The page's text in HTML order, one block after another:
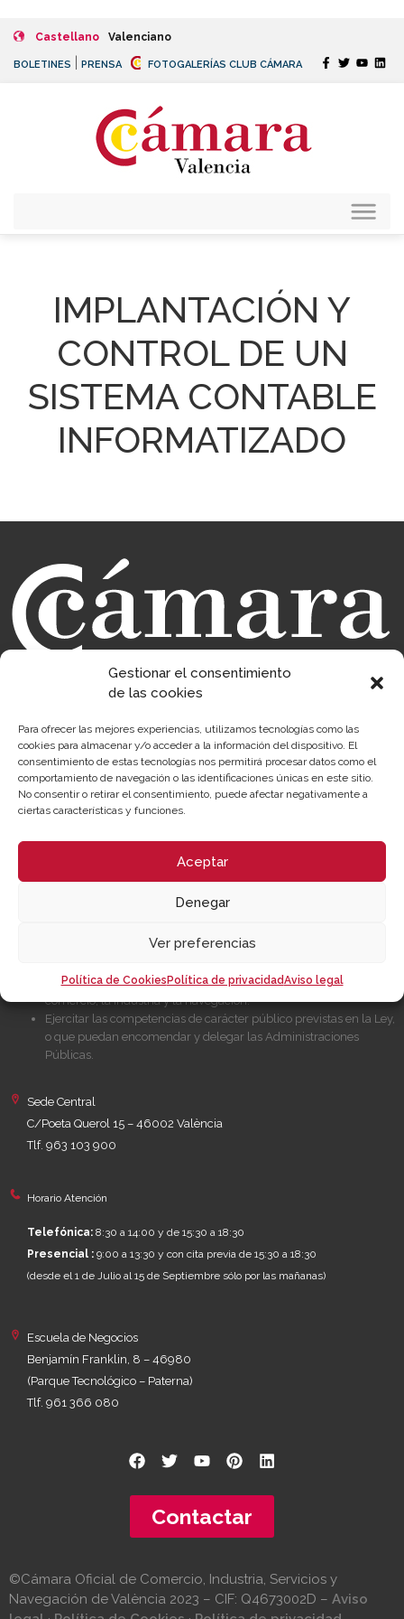
Gestionar el consentimiento
de las cookies
Para ofrecer las mejores experiencias, utilizamos tecnologías como las
cookies para almacenar y/o acceder a la información del dispositivo. El
consentimiento de estas tecnologías nos permitirá procesar datos como el
comportamiento de navegación o las identificaciones únicas en este sitio.
No consentir o retirar el consentimiento, puede afectar negativamente a
ciertas características y funciones.
Aceptar
Denegar
Ver preferencias
Política de Cookies Política de privacidadAviso legal
Castellano Valenciano
BOLETINES PRENSA FOTOGALERÍAS CLUB CÁMARA
IMPLANTACIÓN Y
CONTROL DE UN
SISTEMA CONTABLE
INFORMATIZADO
Sobre la Cámara
Perfil del contratante
Transparencia
Precio mesa citricos
Enlaces de Interés
Fondos Estructurales
NUESTRA MISIÓN
Representar, promocionar y defender los intereses generales del
comercio, la industria y la navegación.
Ejercitar las competencias de carácter público previstas en la Ley,
o que puedan encomendar y delegar las Administraciones
Públicas.
Sede Central
C/Poeta Querol 15 – 46002 València
Tlf. 963 103 900
Horario Atención
Telefónica: 8:30 a 14:00 y de 15:30 a 18:30
Presencial : 9:00 a 13:30 y con cita previa de 15:30 a 18:30
(desde el 1 de Julio al 15 de Septiembre sólo por las mañanas)
Escuela de Negocios
Benjamín Franklin, 8 – 46980
(Parque Tecnológico – Paterna)
Tlf. 961 366 080
Contactar
©Cámara Oficial de Comercio, Industria, Servicios y
Navegación de València 2023 – CIF: Q4673002D – Aviso